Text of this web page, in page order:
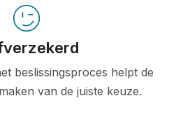
beslissingsproces helpt de
van de juiste keuze.